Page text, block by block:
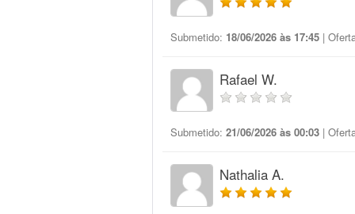
Submetido: 18/06/2026 às 17:45 |
Rafael W.
Submetido: 21/06/2026 às 00:03 |
Nathalia A.